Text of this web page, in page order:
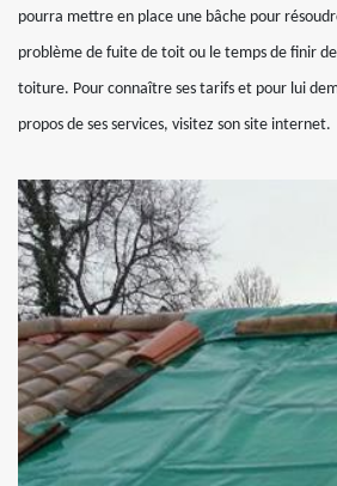
pourra mettre en place une bâche pour
problème de fuite de toit ou le temps de finir
toiture. Pour connaître ses tarifs et pour lui
propos de ses services, visitez son site internet.